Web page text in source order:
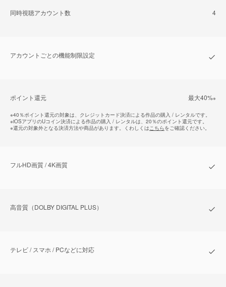
同時視聴アカウント数 4
アカウントごとの機能制限設定
ポイント還元 最⼤40%※
※40％ポイント還元の対象は、クレジットカード決済による作品の購入 / レンタルです。
※iOSアプリのUコイン決済による作品の購入 / レンタルは、20％のポイント還元です。
※還元の対象外となる決済方法や商品があります。くわしくはこちらをご確認ください。
フルHD画質 / 4K画質
⾼⾳質（DOLBY DIGITAL PLUS）
テレビ / スマホ / PCなどに対応